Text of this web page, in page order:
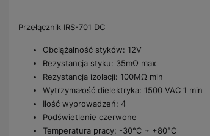
Przełącznik IRS-701 DC
Obciążalność styków: 12V
Rezystancja styku: 35mΩ max
Rezystancja izolacji: 100MΩ min
Wytrzymałość dielektryka: 1500 VAC 1 min
Ilość wyprowadzeń: 4
Podświetlenie czerwone
Temperatura pracy: -30°C ~ +80°C